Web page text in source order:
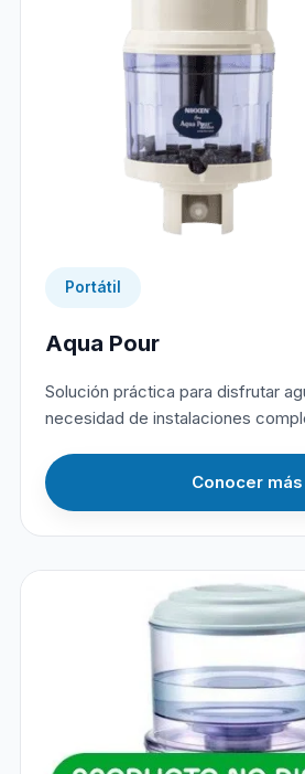
Portátil
Aqua Pour
Solución práctica para disfrutar
necesidad de instalaciones
Conocer más